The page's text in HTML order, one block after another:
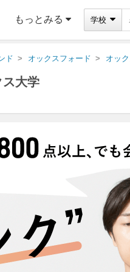
もっとみる 学校
ド オックスフォード オッ
ス大学